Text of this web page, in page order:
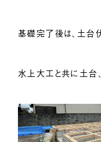
基礎完了後は、土台
水上大工と共に土台